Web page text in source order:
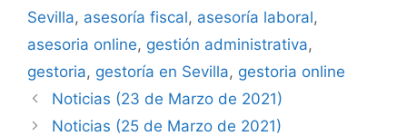
Sevilla, asesoría fiscal, asesoría laboral,
asesoria online, gestión administrativa,
gestoria, gestoría en Sevilla, gestoria online
Noticias (23 de Marzo de 2021)
Noticias (25 de Marzo de 2021)